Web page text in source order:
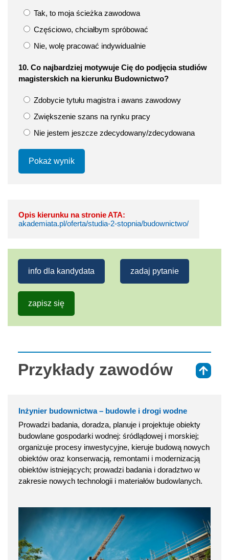
Tak, to moja ścieżka zawodowa
Częściowo, chciałbym spróbować
Nie, wolę pracować indywidualnie
10. Co najbardziej motywuje Cię do podjęcia studiów
magisterskich na kierunku Budownictwo?
Zdobycie tytułu magistra i awans zawodowy
Zwiększenie szans na rynku pracy
Nie jestem jeszcze zdecydowany/zdecydowana
Pokaż wynik
Opis kierunku na stronie ATA:
akademiata.pl/oferta/studia-2-stopnia/budownictwo/
info dla kandydata zadaj pytanie
zapisz się
Przykłady zawodów
Inżynier budownictwa – budowle i drogi wodne
Prowadzi badania, doradza, planuje i projektuje obiekty
budowlane gospodarki wodnej: śródlądowej i morskiej;
organizuje procesy inwestycyjne, kieruje budową nowych
obiektów oraz konserwacją, remontami i modernizacją
obiektów istniejących; prowadzi badania i doradztwo w
zakresie nowych technologii i materiałów budowlanych.